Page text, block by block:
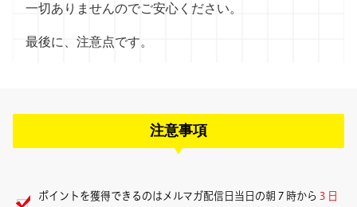
一切ありませんのでご安心ください。
最後に、注意点です。
注意事項
ポイントを獲得できるのはメルマガ配信日当日の朝７時から ３日